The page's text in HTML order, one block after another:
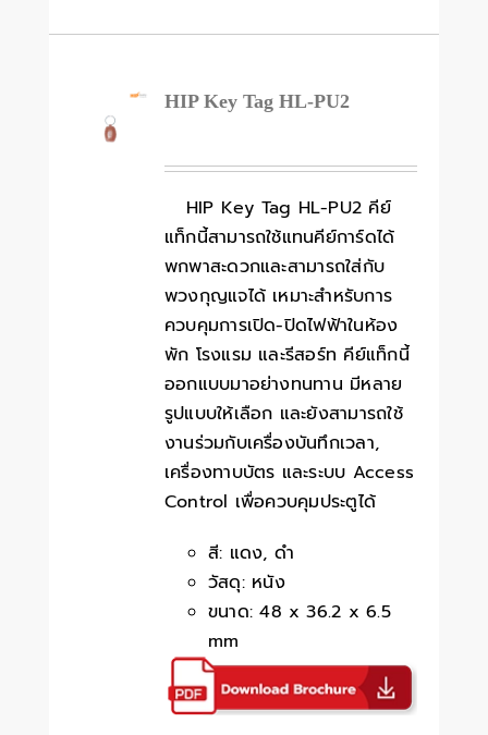
HIP Key Tag HL-PU2
HIP Key Tag HL-PU2 คีย์
แท็กนี้สามารถใช้แทนคีย์การ์ดได้
พกพาสะดวกและสามารถใส่กับ
พวงกุญแจได้ เหมาะสำหรับการ
ควบคุมการเปิด-ปิดไฟฟ้าในห้อง
พัก โรงแรม และรีสอร์ท คีย์แท็กนี้
ออกแบบมาอย่างทนทาน มีหลาย
รูปแบบให้เลือก และยังสามารถใช้
งานร่วมกับเครื่องบันทึกเวลา,
เครื่องทาบบัตร และระบบ Access
Control เพื่อควบคุมประตูได้
สี: แดง, ดำ
วัสดุ: หนัง
ขนาด: 48 x 36.2 x 6.5
mm